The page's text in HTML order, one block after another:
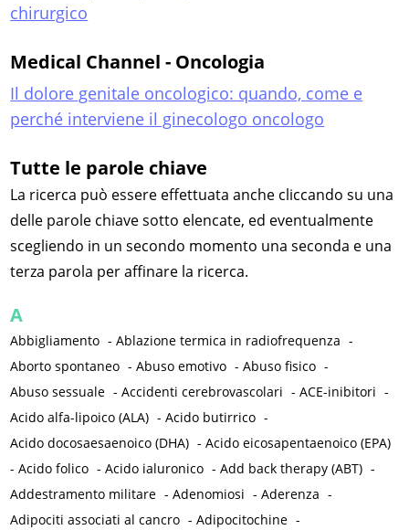
chirurgico
Medical Channel - Oncologia
Il dolore genitale oncologico: quando, come e
perché interviene il ginecologo oncologo
Tutte le parole chiave
La ricerca può essere effettuata anche cliccando su una
delle parole chiave sotto elencate, ed eventualmente
scegliendo in un secondo momento una seconda e una
terza parola per affinare la ricerca.
A
Abbigliamento -Ablazione termica in radiofrequenza -
Aborto spontaneo -Abuso emotivo -Abuso fisico -
Abuso sessuale -Accidenti cerebrovascolari -ACE-inibitori -
Acido alfa-lipoico (ALA) -Acido butirrico -
Acido docosaesaenoico (DHA) -Acido eicosapentaenoico (EPA)
-Acido folico -Acido ialuronico -Add back therapy (ABT) -
Addestramento militare -Adenomiosi -Aderenza -
Adipociti associati al cancro -Adipocitochine -